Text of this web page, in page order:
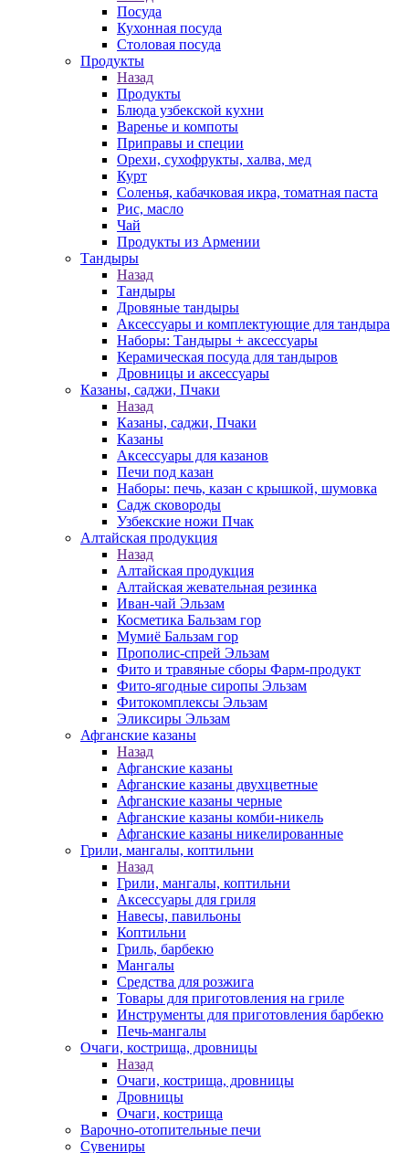
Посуда
Кухонная посуда
Столовая посуда
Продукты
Назад
Продукты
Блюда узбекской кухни
Варенье и компоты
Приправы и специи
Орехи, сухофрукты, халва, мед
Курт
Соленья, кабачковая икра, томатная паста
Рис, масло
Чай
Продукты из Армении
Тандыры
Назад
Тандыры
Дровяные тандыры
Аксессуары и комплектующие для тандыра
Наборы: Тандыры + аксессуары
Керамическая посуда для тандыров
Дровницы и аксессуары
Казаны, саджи, Пчаки
Назад
Казаны, саджи, Пчаки
Казаны
Аксессуары для казанов
Печи под казан
Наборы: печь, казан с крышкой, шумовка
Садж сковороды
Узбекские ножи Пчак
Алтайская продукция
Назад
Алтайская продукция
Алтайская жевательная резинка
Иван-чай Эльзам
Косметика Бальзам гор
Мумиё Бальзам гор
Прополис-спрей Эльзам
Фито и травяные сборы Фарм-продукт
Фито-ягодные сиропы Эльзам
Фитокомплексы Эльзам
Эликсиры Эльзам
Афганские казаны
Назад
Афганские казаны
Афганские казаны двухцветные
Афганские казаны черные
Афганские казаны комби-никель
Афганские казаны никелированные
Грили, мангалы, коптильни
Назад
Грили, мангалы, коптильни
Аксессуары для гриля
Навесы, павильоны
Коптильни
Гриль, барбекю
Мангалы
Средства для розжига
Товары для приготовления на гриле
Инструменты для приготовления барбекю
Печь-мангалы
Очаги, кострища, дровницы
Назад
Очаги, кострища, дровницы
Дровницы
Очаги, кострища
Варочно-отопительные печи
Сувениры